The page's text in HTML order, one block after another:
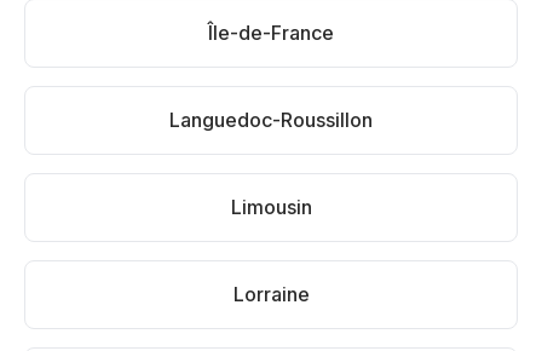
Île-de-France
Languedoc-Roussillon
Limousin
Lorraine